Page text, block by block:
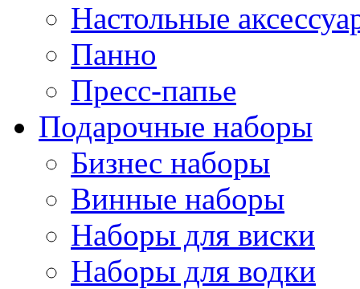
Настольные
Панно
Пресс-папье
Подарочные наборы
Бизнес наборы
Винные наборы
Наборы для виски
Наборы для водки